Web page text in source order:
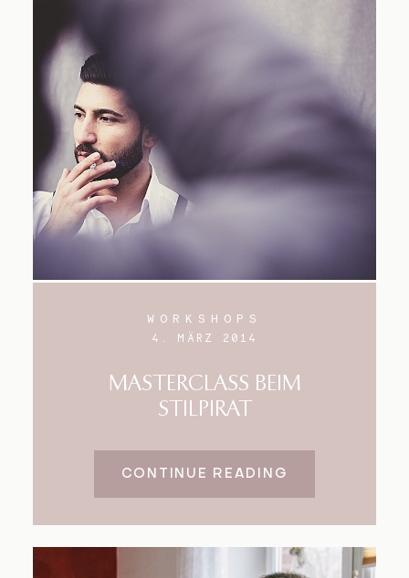
WORKSHOPS
4. MÄRZ 2014
MASTERCLASS BEIM
STILPIRAT
CONTINUE READING